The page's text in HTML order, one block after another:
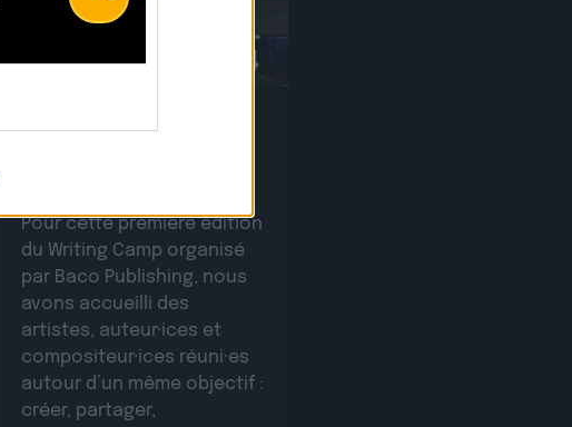
30.04
Pour cette première édition
du Writing Camp organisé
par Baco Publishing, nous
avons accueilli des
artistes, auteur·ices et
compositeur·ices réuni·es
autour d’un même objectif :
créer, partager,